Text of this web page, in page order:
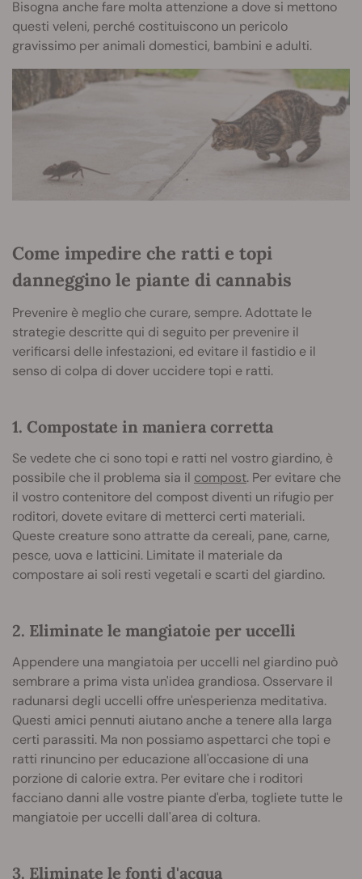
Bisogna anche fare molta attenzione a dove si mettono
questi veleni, perché costituiscono un pericolo
gravissimo per animali domestici, bambini e adulti.
Come impedire che ratti e topi
danneggino le piante di cannabis
Prevenire è meglio che curare, sempre. Adottate le
strategie descritte qui di seguito per prevenire il
verificarsi delle infestazioni, ed evitare il fastidio e il
senso di colpa di dover uccidere topi e ratti.
1. Compostate in maniera corretta
Se vedete che ci sono topi e ratti nel vostro giardino, è
possibile che il problema sia il compost. Per evitare che
il vostro contenitore del compost diventi un rifugio per
roditori, dovete evitare di metterci certi materiali.
Queste creature sono attratte da cereali, pane, carne,
pesce, uova e latticini. Limitate il materiale da
compostare ai soli resti vegetali e scarti del giardino.
2. Eliminate le mangiatoie per uccelli
Appendere una mangiatoia per uccelli nel giardino può
sembrare a prima vista un'idea grandiosa. Osservare il
radunarsi degli uccelli offre un'esperienza meditativa.
Questi amici pennuti aiutano anche a tenere alla larga
certi parassiti. Ma non possiamo aspettarci che topi e
ratti rinuncino per educazione all'occasione di una
porzione di calorie extra. Per evitare che i roditori
facciano danni alle vostre piante d'erba, togliete tutte le
mangiatoie per uccelli dall'area di coltura.
3. Eliminate le fonti d'acqua